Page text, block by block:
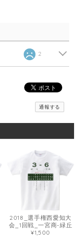
2
通報する
2018_選手権西愛知大
会_1回戦_一宮商-緑丘
¥1,500